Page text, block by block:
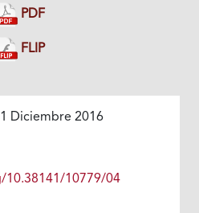
PDF
FLIP
Diciembre 2016
10779/04